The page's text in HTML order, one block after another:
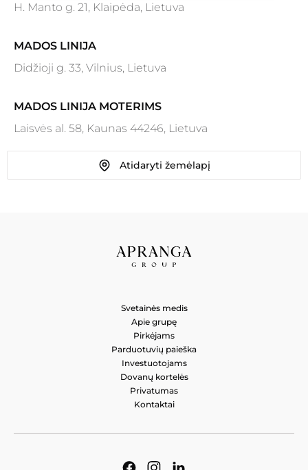
H. Manto g. 21, Klaipėda, Lietuva
MADOS LINIJA
Didžioji g. 33, Vilnius, Lietuva
MADOS LINIJA MOTERIMS
Laisvės al. 58, Kaunas 44246, Lietuva
MADOS LINIJA VYRAMSAtidaryti žemėlapį
Svetainės medis
Apie grupę
Pirkėjams
Parduotuvių paieška
Investuotojams
Dovanų kortelės
Privatumas
Kontaktai